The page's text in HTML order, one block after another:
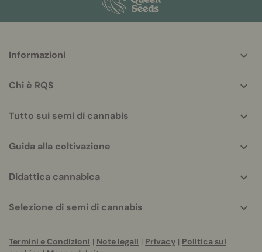
helpful
Informazioni
Chi è RQS
Tutto sui semi di cannabis
Guida alla coltivazione
Didattica cannabica
Selezione di semi di cannabis
Termini e Condizioni | Note legali | Privacy | Politica sui